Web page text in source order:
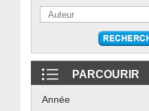
PARCOURIR
Année